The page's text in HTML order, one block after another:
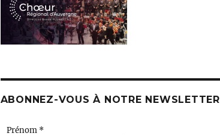
ABONNEZ-VOUS À NOTRE NEWSLETTER
Prénom *